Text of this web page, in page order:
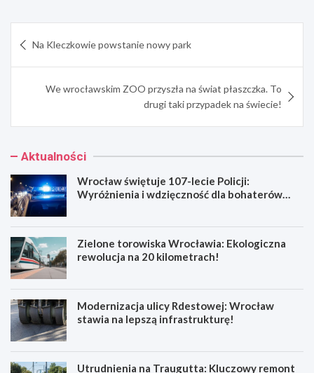
wpisu
Na Kleczkowie powstanie nowy park
We wrocławskim ZOO przyszła na świat płaszczka. To
drugi taki przypadek na świecie!
Aktualności
Wrocław świętuje 107-lecie Policji:
Wyróżnienia i wdzięczność dla bohaterów
Zielone torowiska Wrocławia: Ekologiczna
rewolucja na 20 kilometrach!
Modernizacja ulicy Rdestowej: Wrocław
stawia na lepszą infrastrukturę!
Utrudnienia na Traugutta: Kluczowy remont